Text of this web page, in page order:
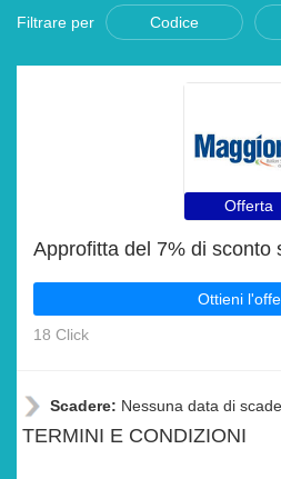
Filtrare per Codice
Offerta
Ottieni
18 Click
Scadere: Nessuna data di
TERMINI E CONDIZIONI